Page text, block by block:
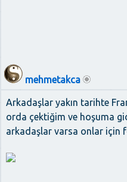
mehmetakca
Arkadaşlar yakın tarihte
orda çektiğim ve hoşuma
arkadaşlar varsa onlar için